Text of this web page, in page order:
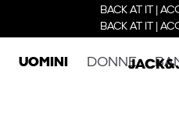
BACK AT IT |
BACK AT IT |
UOMINI DONNE